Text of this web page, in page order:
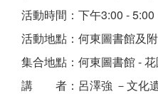
活動時間：下午3:00 - 5:00
活動地點：何東圖書館及
集合地點：何東圖書館 -
講 者：呂澤強 －文化遺